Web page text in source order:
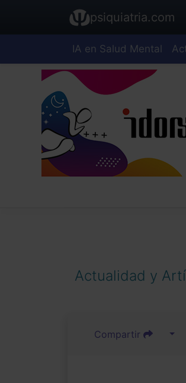
psiquiatria.com
IA en Salud Mental
Actualidad y
Compartir